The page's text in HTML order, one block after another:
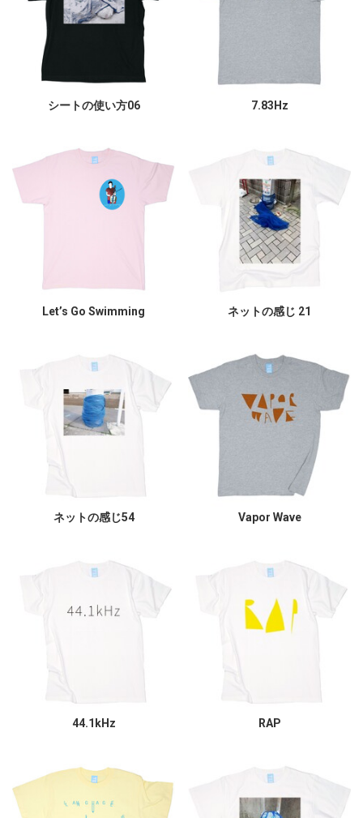
シートの使い方06 7.83Hz
Let’s Go Swimming ネットの感じ 21
ネットの感じ54 Vapor Wave
44.1kHz RAP